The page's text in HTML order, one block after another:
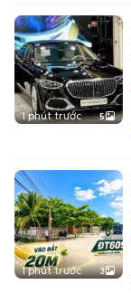
1 phút trước 5
1 phút trước 3